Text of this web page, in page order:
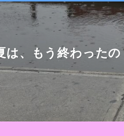
は、もう終わった